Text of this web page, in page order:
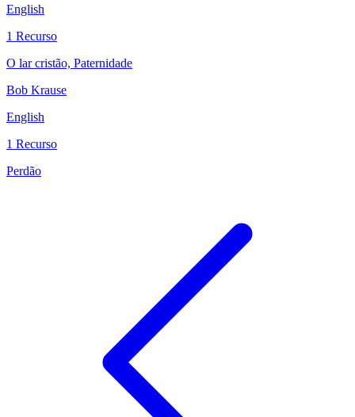
English
1 Recurso
O lar cristão, Paternidade
Bob Krause
English
1 Recurso
Perdão